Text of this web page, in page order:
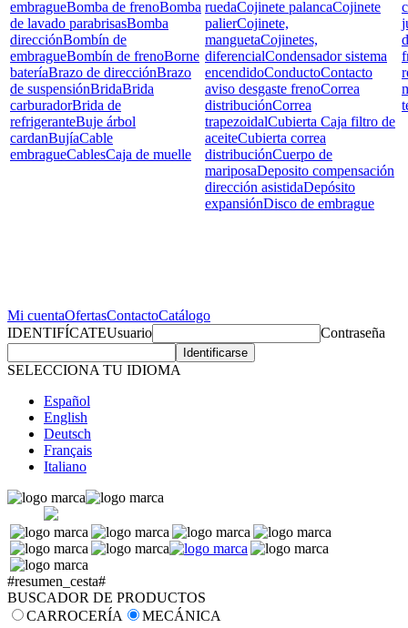
embragueBomba de frenoBomba
de lavado parabrisasBomba
direcciónBombín de
embragueBombín de frenoBorne
bateríaBrazo de direcciónBrazo
de suspensiónBridaBrida
carburadorBrida de
refrigeranteBuje árbol
cardanBujíaCable
embragueCablesCaja de muelle
ruedaCojinete palancaCojinete
palierCojinete,
manguetaCojinetes,
diferencialCondensador sistema
encendidoConductoContacto
aviso desgaste frenoCorrea
distribuciónCorrea
trapezoidalCubierta Caja filtro de
aceiteCubierta correa
distribuciónCuerpo de
mariposaDeposito compensación
dirección asistidaDepósito
expansiónDisco de embrague
Mi cuentaOfertasContactoCatálogo
IDENTIFÍCATEUsuario Contraseña
SELECCIONA TU IDIOMA
Español
English
Deutsch
Français
Italiano
#resumen_cesta#
BUSCADOR DE PRODUCTOS
CARROCERÍA
MECÁNICA